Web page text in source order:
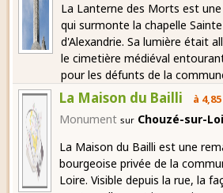
La Lanterne des Morts est
qui surmonte la chapelle
d'Alexandrie. Sa lumière était
le cimetière médiéval
pour les défunts de la
La Maison du Bailli à
Monument sur Chouzé-sur-
La Maison du Bailli est une
bourgeoise privée de la
Loire. Visible depuis la rue, la